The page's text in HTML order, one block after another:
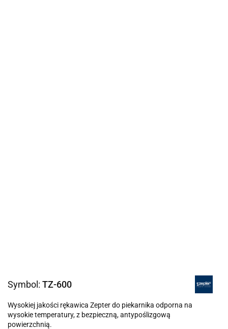
Symbol: TZ-600
Wysokiej jakości rękawica Zepter do piekarnika odporna na
wysokie temperatury, z bezpieczną, antypoślizgową
powierzchnią.